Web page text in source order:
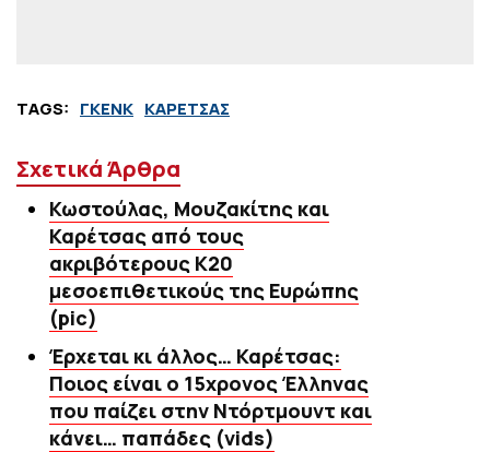
TAGS: ΓΚΕΝΚ ΚΑΡΕΤΣΑΣ
Σχετικά Άρθρα
Κωστούλας, Μουζακίτης και
Καρέτσας από τους
ακριβότερους Κ20
μεσοεπιθετικούς της Ευρώπης
(pic)
Έρχεται κι άλλος… Καρέτσας:
Ποιος είναι ο 15χρονος Έλληνας
που παίζει στην Ντόρτμουντ και
κάνει… παπάδες (vids)